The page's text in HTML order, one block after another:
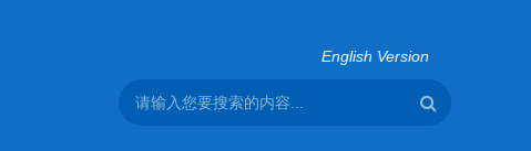
English Version